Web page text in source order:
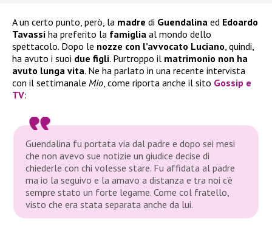
A un certo punto, però, la madre di Guendalina ed Edoardo
Tavassi ha preferito la famiglia al mondo dello
spettacolo. Dopo le nozze con l’avvocato Luciano, quindi,
ha avuto i suoi due figli. Purtroppo il matrimonio non ha
avuto lunga vita. Ne ha parlato in una recente intervista
con il settimanale Mio, come riporta anche il sito Gossip e
TV:
Guendalina fu portata via dal padre e dopo sei mesi
che non avevo sue notizie un giudice decise di
chiederle con chi volesse stare. Fu affidata al padre
ma io la seguivo e la amavo a distanza e tra noi c’è
sempre stato un forte legame. Come col fratello,
visto che era stata separata anche da lui.